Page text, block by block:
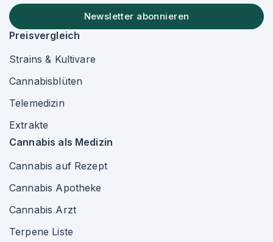
Newsletter abonnieren
Preisvergleich
Strains & Kultivare
Cannabisblüten
Telemedizin
Extrakte
Cannabis als Medizin
Cannabis auf Rezept
Cannabis Apotheke
Cannabis Arzt
Terpene Liste